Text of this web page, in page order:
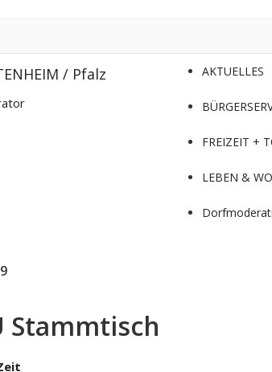
/ Pfalz AKTUELLES
FREIZEIT +
LEBEN &
Stammtisch